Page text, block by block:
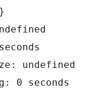
undefined
0 seconds